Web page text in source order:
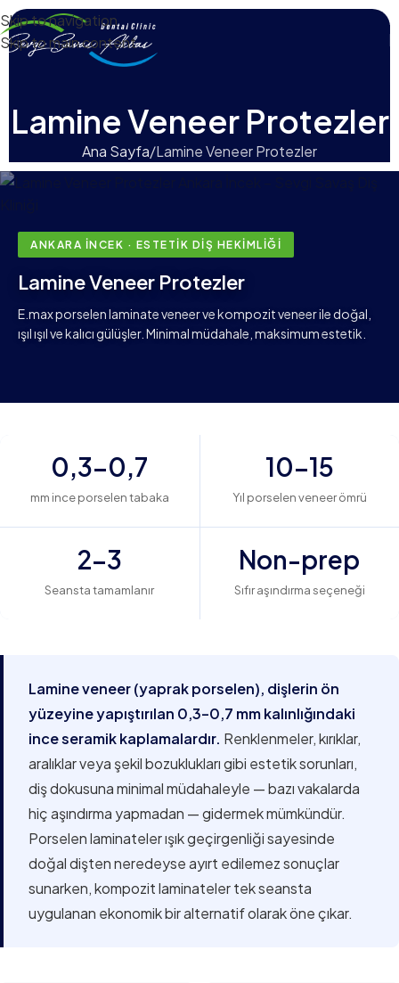
Skip to navigation
Skip to main content
Lamine Veneer Protezler
Ana Sayfa Lamine Veneer Protezler
ANKARA İNCEK · ESTETIK DIŞ HEKIMLIĞI
Lamine Veneer Protezler
E.max porselen laminate veneer ve kompozit veneer ile doğal,
ışıl ışıl ve kalıcı gülüşler. Minimal müdahale, maksimum estetik.
0,3–0,7
mm ince porselen tabaka
10–15
Yıl porselen veneer ömrü
2–3
Seansta tamamlanır
Non-prep
Sıfır aşındırma seçeneği
Lamine veneer (yaprak porselen), dişlerin ön
yüzeyine yapıştırılan 0,3–0,7 mm kalınlığındaki
ince seramik kaplamalardır. Renklenmeler, kırıklar,
aralıklar veya şekil bozuklukları gibi estetik sorunları,
diş dokusuna minimal müdahaleyle — bazı vakalarda
hiç aşındırma yapmadan — gidermek mümkündür.
Porselen laminateler ışık geçirgenliği sayesinde
doğal dişten neredeyse ayırt edilemez sonuçlar
sunarken, kompozit laminateler tek seansta
uygulanan ekonomik bir alternatif olarak öne çıkar.